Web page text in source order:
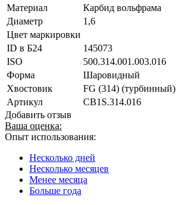
Материал
Карбид вольфрама
Диаметр
1,6
Цвет маркировки
ID в Б24
145073
ISO
500.314.001.003.016
Форма
Шаровидный
Хвостовик
FG (314) (турбинный)
Артикул
CB1S.314.016
Добавить отзыв
Ваша оценка:
Опыт использования:
Несколько дней
Несколько месяцев
Менее месяца
Больше года